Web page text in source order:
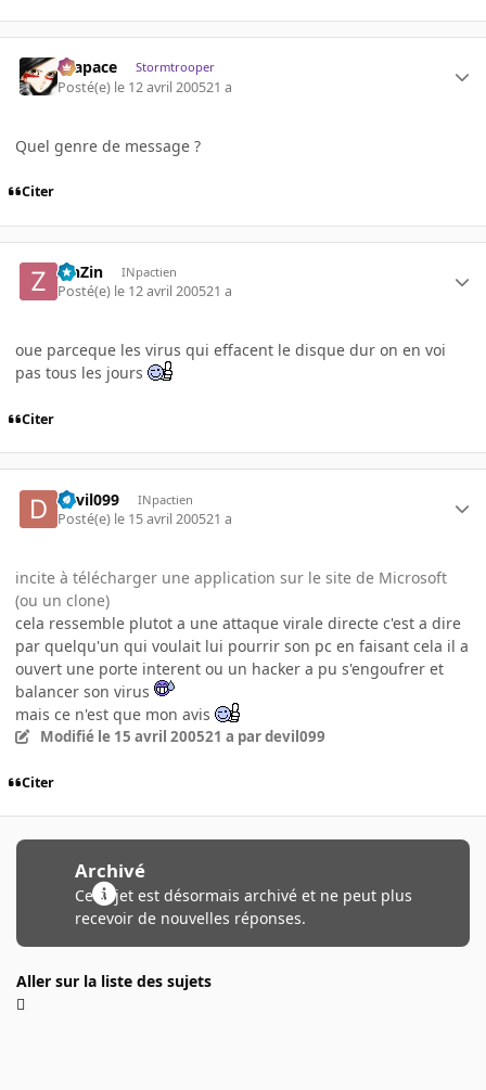
Krapace Stormtrooper
Posté(e) le 12 avril 200521 a
Quel genre de message ?
Citer
ZinZin INpactien
Posté(e) le 12 avril 200521 a
oue parceque les virus qui effacent le disque dur on en voi
pas tous les jours
Citer
devil099 INpactien
Posté(e) le 15 avril 200521 a
incite à télécharger une application sur le site de Microsoft
(ou un clone)
cela ressemble plutot a une attaque virale directe c'est a dire
par quelqu'un qui voulait lui pourrir son pc en faisant cela il a
ouvert une porte interent ou un hacker a pu s'engoufrer et
balancer son virus
mais ce n'est que mon avis
Modifié le 15 avril 200521 a par devil099
Citer
Archivé
Ce sujet est désormais archivé et ne peut plus
recevoir de nouvelles réponses.
Aller sur la liste des sujets